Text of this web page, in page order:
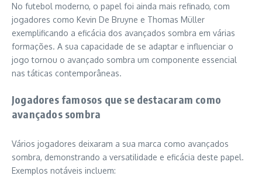
No futebol moderno, o papel foi ainda mais refinado, com
jogadores como Kevin De Bruyne e Thomas Müller
exemplificando a eficácia dos avançados sombra em várias
formações. A sua capacidade de se adaptar e influenciar o
jogo tornou o avançado sombra um componente essencial
nas táticas contemporâneas.
Jogadores famosos que se destacaram como
avançados sombra
Vários jogadores deixaram a sua marca como avançados
sombra, demonstrando a versatilidade e eficácia deste papel.
Exemplos notáveis incluem: